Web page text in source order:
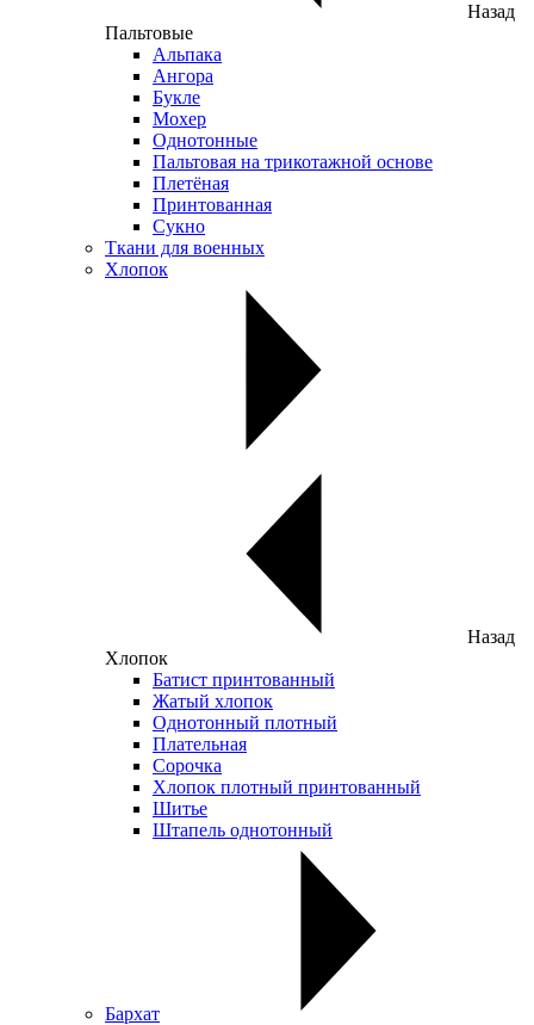
Назад
Пальтовые
Альпака
Ангора
Букле
Мохер
Однотонные
Пальтовая на трикотажной основе
Плетёная
Принтованная
Сукно
Ткани для военных
Хлопок
Назад
Хлопок
Батист принтованный
Жатый хлопок
Однотонный плотный
Плательная
Сорочка
Хлопок плотный принтованный
Шитье
Штапель однотонный
Бархат